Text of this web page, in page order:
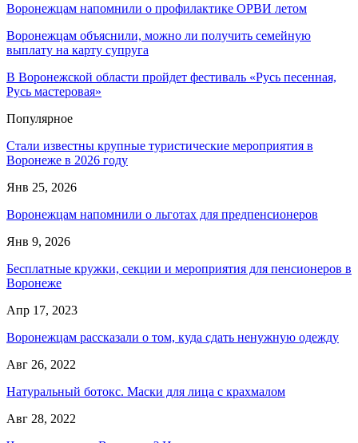
Воронежцам напомнили о профилактике ОРВИ летом
Воронежцам объяснили, можно ли получить семейную
выплату на карту супруга
В Воронежской области пройдет фестиваль «Русь песенная,
Русь мастеровая»
Популярное
Стали известны крупные туристические мероприятия в
Воронеже в 2026 году
Янв 25, 2026
Воронежцам напомнили о льготах для предпенсионеров
Янв 9, 2026
Бесплатные кружки, секции и мероприятия для пенсионеров в
Воронеже
Апр 17, 2023
Воронежцам рассказали о том, куда сдать ненужную одежду
Авг 26, 2022
Натуральный ботокс. Маски для лица с крахмалом
Авг 28, 2022